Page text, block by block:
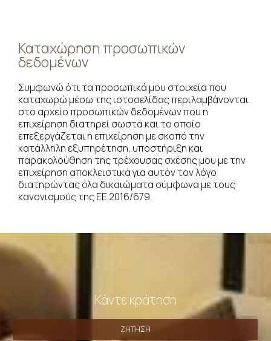
Καταχώρηση προσωπικών
δεδομένων
Συμφωνώ ότι τα προσωπικά μου στοιχεία που
καταχωρώ μέσω της ιστοσελίδας περιλαμβάνονται
στο αρχείο προσωπικών δεδομένων που η
επιχείρηση διατηρεί σωστά και το οποίο
επεξεργάζεται η επιχείρηση με σκοπό την
κατάλληλη εξυπηρέτηση, υποστήριξη και
παρακολούθηση της τρέχουσας σχέσης μου με την
επιχείρηση αποκλειστικά για αυτόν τον λόγο
διατηρώντας όλα δικαιώματα σύμφωνα με τους
κανονισμούς της ΕΕ 2016/679.
Κάντε κράτηση
ΖΉΤΗΣΗ